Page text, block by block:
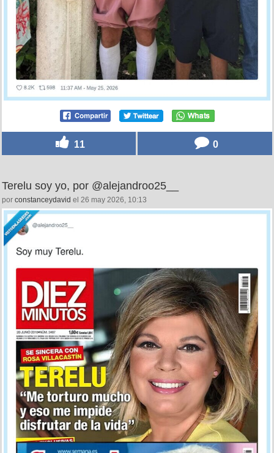
11 0
Terelu soy yo, por @alejandroo25__
por constanceydavid el 26 may 2026, 10:13